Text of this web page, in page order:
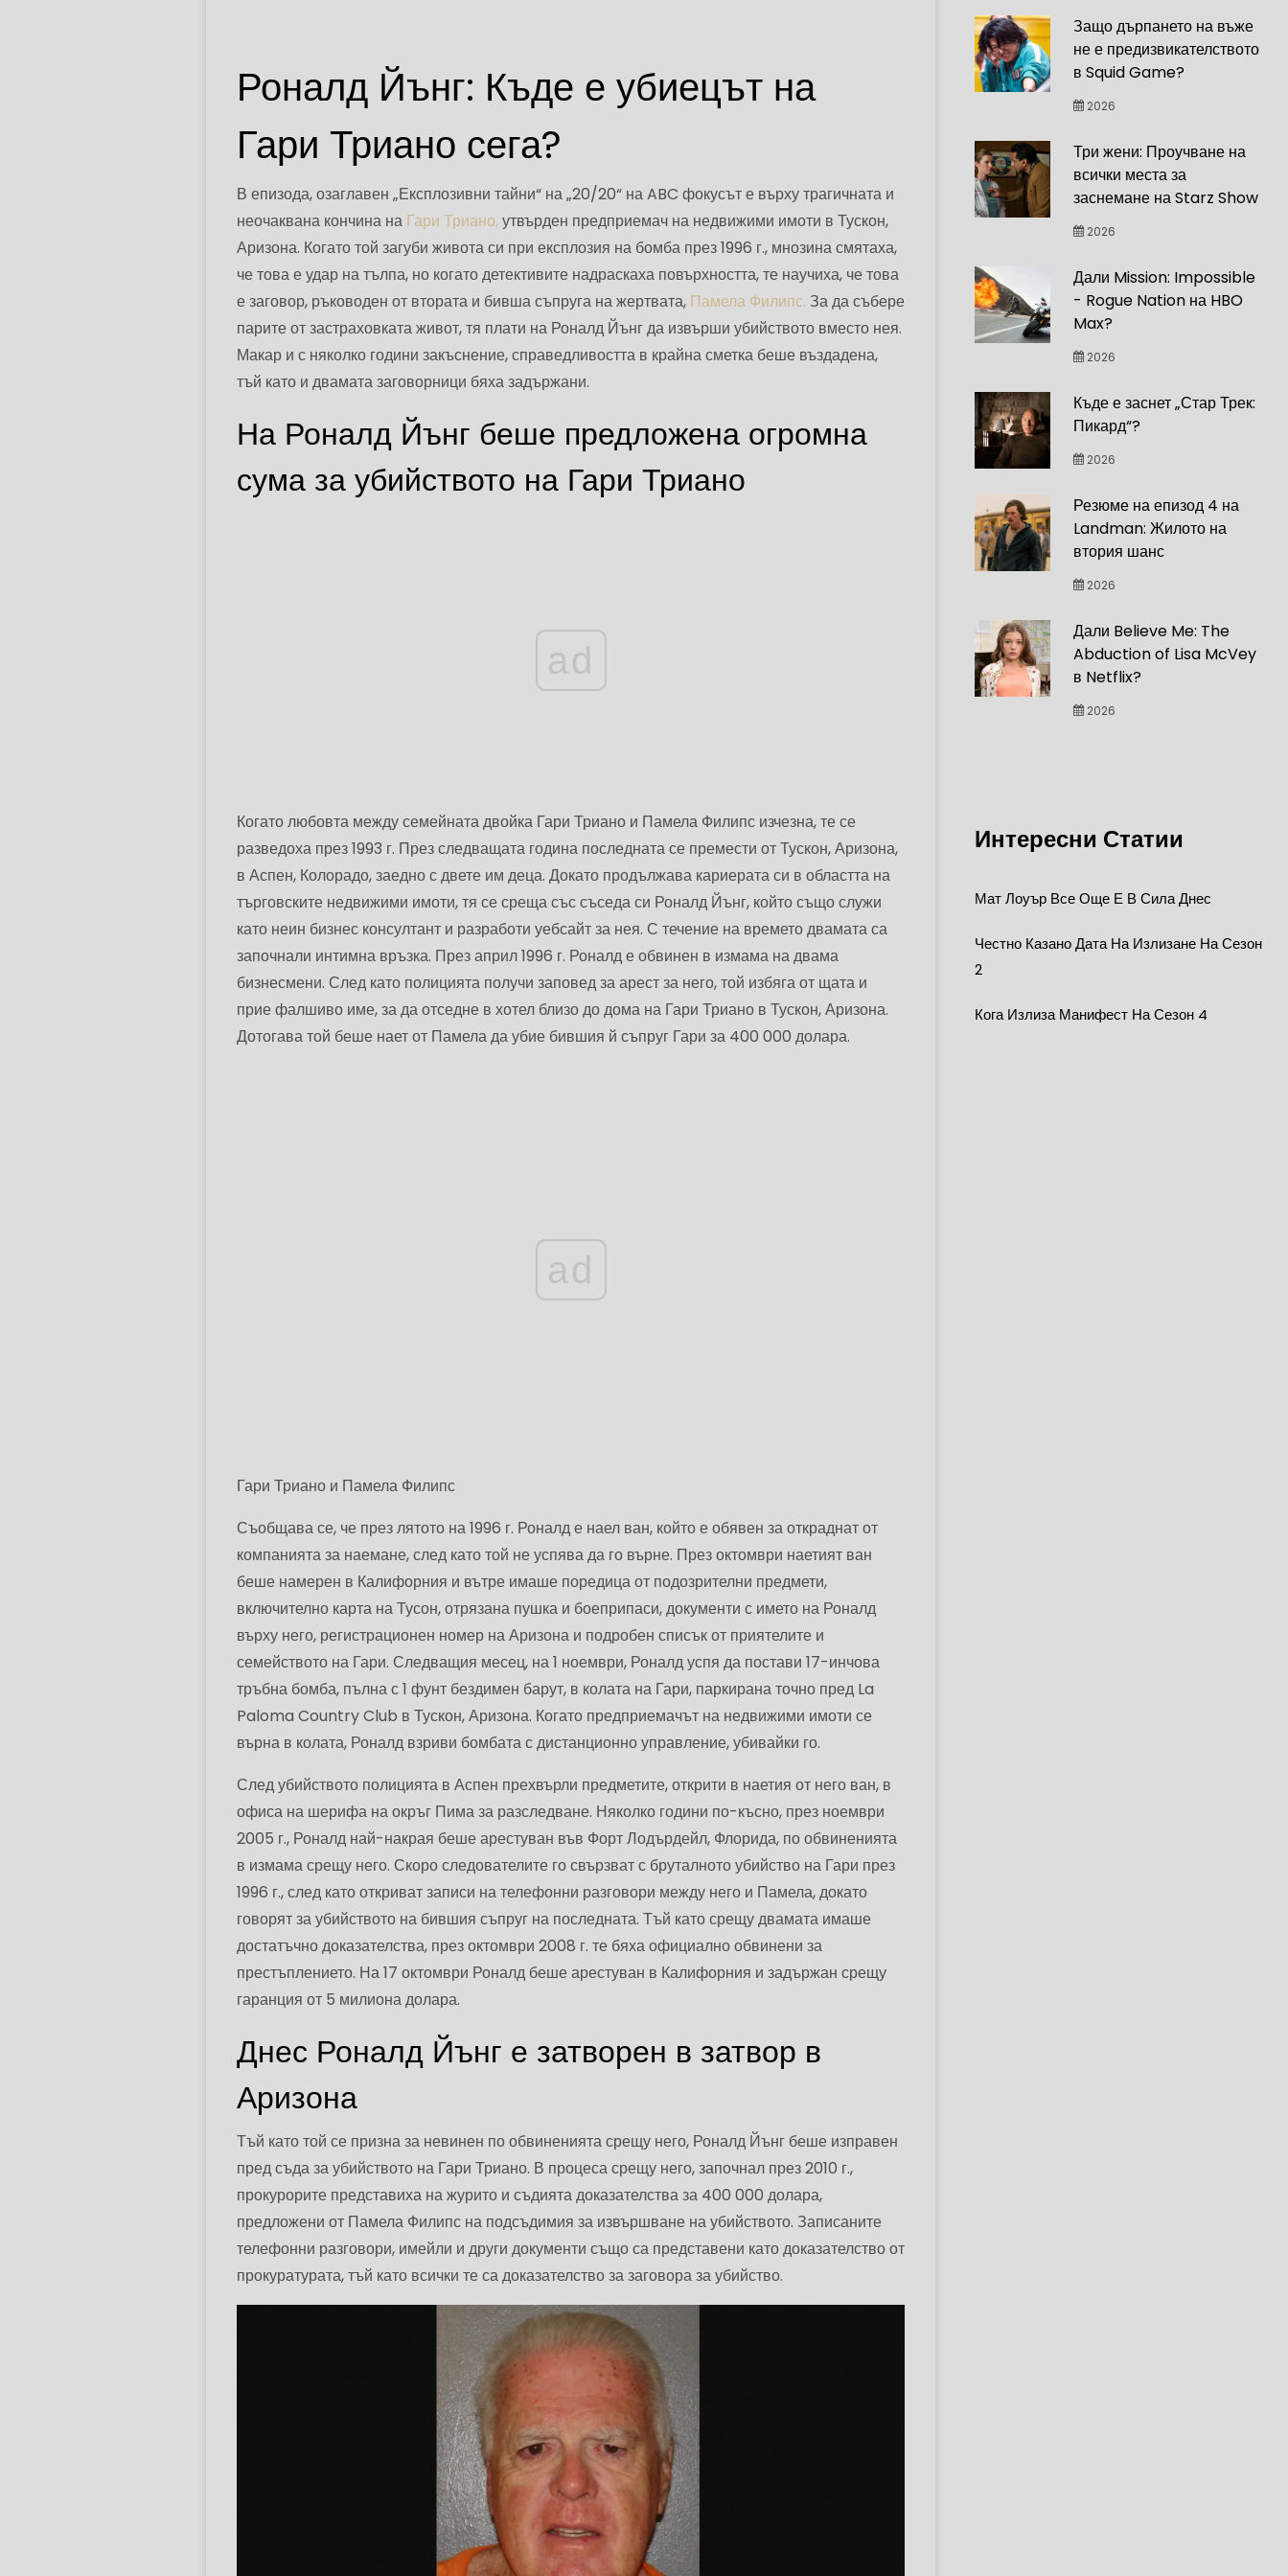
Роналд Йънг: Къде е убиецът на
Гари Триано сега?
В епизода, озаглавен „Експлозивни тайни“ на „20/20“ на ABC фокусът е върху трагичната и
неочаквана кончина на Гари Триано,утвърден предприемач на недвижими имоти в Тускон,
Аризона. Когато той загуби живота си при експлозия на бомба през 1996 г., мнозина смятаха,
че това е удар на тълпа, но когато детективите надраскаха повърхността, те научиха, че това
е заговор, ръководен от втората и бивша съпруга на жертвата, Памела Филипс. За да събере
парите от застраховката живот, тя плати на Роналд Йънг да извърши убийството вместо нея.
Макар и с няколко години закъснение, справедливостта в крайна сметка беше въздадена,
тъй като и двамата заговорници бяха задържани.
На Роналд Йънг беше предложена огромна
сума за убийството на Гари Триано
ad
Когато любовта между семейната двойка Гари Триано и Памела Филипс изчезна, те се
разведоха през 1993 г. През следващата година последната се премести от Тускон, Аризона,
в Аспен, Колорадо, заедно с двете им деца. Докато продължава кариерата си в областта на
търговските недвижими имоти, тя се среща със съседа си Роналд Йънг, който също служи
като неин бизнес консултант и разработи уебсайт за нея. С течение на времето двамата са
започнали интимна връзка. През април 1996 г. Роналд е обвинен в измама на двама
бизнесмени. След като полицията получи заповед за арест за него, той избяга от щата и
прие фалшиво име, за да отседне в хотел близо до дома на Гари Триано в Тускон, Аризона.
Дотогава той беше нает от Памела да убие бившия й съпруг Гари за 400 000 долара.
ad
Гари Триано и Памела Филипс
Съобщава се, че през лятото на 1996 г. Роналд е наел ван, който е обявен за откраднат от
компанията за наемане, след като той не успява да го върне. През октомври наетият ван
беше намерен в Калифорния и вътре имаше поредица от подозрителни предмети,
включително карта на Тусон, отрязана пушка и боеприпаси, документи с името на Роналд
върху него, регистрационен номер на Аризона и подробен списък от приятелите и
семейството на Гари. Следващия месец, на 1 ноември, Роналд успя да постави 17-инчова
тръбна бомба, пълна с 1 фунт бездимен барут, в колата на Гари, паркирана точно пред La
Paloma Country Club в Тускон, Аризона. Когато предприемачът на недвижими имоти се
върна в колата, Роналд взриви бомбата с дистанционно управление, убивайки го.
След убийството полицията в Аспен прехвърли предметите, открити в наетия от него ван, в
офиса на шерифа на окръг Пима за разследване. Няколко години по-късно, през ноември
2005 г., Роналд най-накрая беше арестуван във Форт Лодърдейл, Флорида, по обвиненията
в измама срещу него. Скоро следователите го свързват с бруталното убийство на Гари през
1996 г., след като откриват записи на телефонни разговори между него и Памела, докато
говорят за убийството на бившия съпруг на последната. Тъй като срещу двамата имаше
достатъчно доказателства, през октомври 2008 г. те бяха официално обвинени за
престъплението. На 17 октомври Роналд беше арестуван в Калифорния и задържан срещу
гаранция от 5 милиона долара.
Днес Роналд Йънг е затворен в затвор в
Аризона
Тъй като той се призна за невинен по обвиненията срещу него, Роналд Йънг беше изправен
пред съда за убийството на Гари Триано. В процеса срещу него, започнал през 2010 г.,
прокурорите представиха на журито и съдията доказателства за 400 000 долара,
предложени от Памела Филипс на подсъдимия за извършване на убийството. Записаните
телефонни разговори, имейли и други документи също са представени като доказателство от
прокуратурата, тъй като всички те са доказателство за заговора за убийство.
Защо дърпането на въже
не е предизвикателството
в Squid Game?
2026
Три жени: Проучване на
всички места за
заснемане на Starz Show
2026
Дали Mission: Impossible
- Rogue Nation на HBO
Max?
2026
Къде е заснет „Стар Трек:
Пикард“?
2026
Резюме на епизод 4 на
Landman: Жилото на
втория шанс
2026
Дали Believe Me: The
Abduction of Lisa McVey
в Netflix?
2026
Интересни Статии
Мат Лоуър Все Още Е В Сила Днес
Честно Казано Дата На Излизане На Сезон
2
Кога Излиза Манифест На Сезон 4